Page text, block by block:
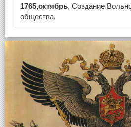
1765,октябрь, Создание
общества.